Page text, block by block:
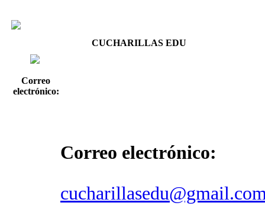
CUCHARILLAS EDU
Correo electrónico:
Correo
electrónico: